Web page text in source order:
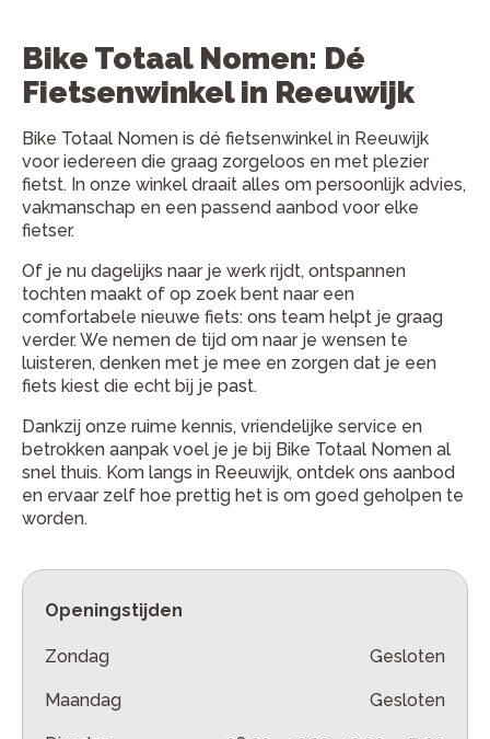
Bike Totaal Nomen: Dé
Fietsenwinkel in Reeuwijk
Bike Totaal Nomen is dé fietsenwinkel in Reeuwijk
voor iedereen die graag zorgeloos en met plezier
fietst. In onze winkel draait alles om persoonlijk advies,
vakmanschap en een passend aanbod voor elke
fietser.
Of je nu dagelijks naar je werk rijdt, ontspannen
tochten maakt of op zoek bent naar een
comfortabele nieuwe fiets: ons team helpt je graag
verder. We nemen de tijd om naar je wensen te
luisteren, denken met je mee en zorgen dat je een
fiets kiest die echt bij je past.
Dankzij onze ruime kennis, vriendelijke service en
betrokken aanpak voel je je bij Bike Totaal Nomen al
snel thuis. Kom langs in Reeuwijk, ontdek ons aanbod
en ervaar zelf hoe prettig het is om goed geholpen te
worden.
Openingstijden
Zondag Gesloten
Maandag Gesloten